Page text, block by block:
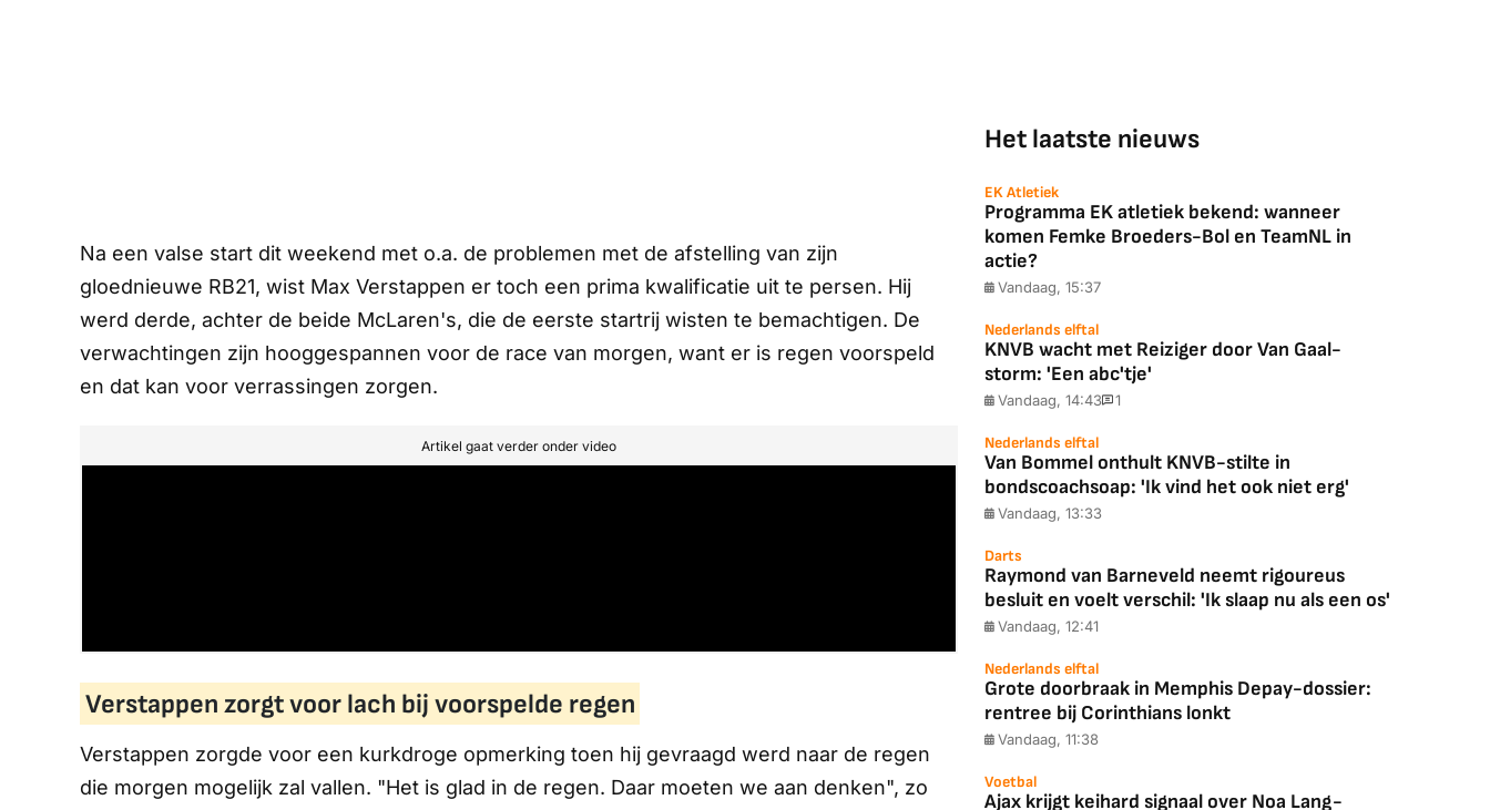
Na een valse start dit weekend met o.a. de problemen met de afstelling van zijn
gloednieuwe RB21, wist Max Verstappen er toch een prima kwalificatie uit te persen. Hij
werd derde, achter de beide McLaren's, die de eerste startrij wisten te bemachtigen. De
verwachtingen zijn hooggespannen voor de race van morgen, want er is regen voorspeld
en dat kan voor verrassingen zorgen.
Artikel gaat verder onder video
Verstappen zorgt voor lach bij voorspelde regen
Verstappen zorgde voor een kurkdroge opmerking toen hij gevraagd werd naar de regen
die morgen mogelijk zal vallen. "Het is glad in de regen. Daar moeten we aan denken", zo
Het laatste nieuws
EK Atletiek
Programma EK atletiek bekend: wanneer
komen Femke Broeders-Bol en TeamNL in
actie?
Vandaag, 15:37
Nederlands elftal
KNVB wacht met Reiziger door Van Gaal-
storm: 'Een abc'tje'
Vandaag, 14:43 1
Nederlands elftal
Van Bommel onthult KNVB-stilte in
bondscoachsoap: 'Ik vind het ook niet erg'
Vandaag, 13:33
Darts
Raymond van Barneveld neemt rigoureus
besluit en voelt verschil: 'Ik slaap nu als een os'
Vandaag, 12:41
Nederlands elftal
Grote doorbraak in Memphis Depay-dossier:
rentree bij Corinthians lonkt
Vandaag, 11:38
Voetbal
Ajax krijgt keihard signaal over Noa Lang-